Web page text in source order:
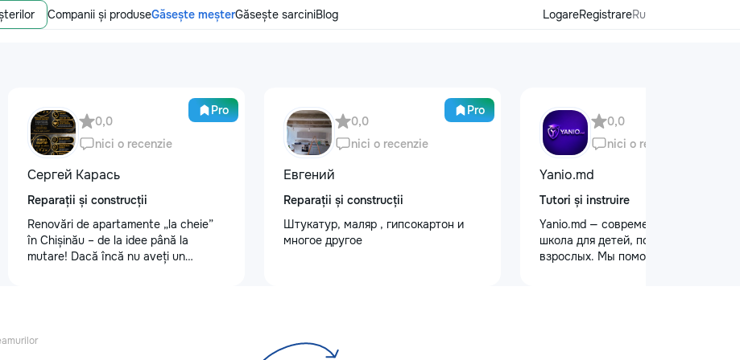
Companii și produseGăsește meșterGăsește sarciniBlog LogareRegistrareRu
Pro
0,0
nici o recenzie
Сергей Карась
Reparații și construcții
Renovări de apartamente „la cheie”
în Chișinău – de la idee până la
mutare! Dacă încă nu aveți un
bugetului dumneavoastră. Contract +
Pro
0,0
nici o recenzie
Евгений
Reparații și construcții
Штукатур, маляр , гипсокартон и
многое другое
0,0
nici o recenzie
Yanio.md
Tutori și instruire
Yanio.md — современная онлайн-
школа для детей, подростков и
взрослых. Мы помогаем ученикам